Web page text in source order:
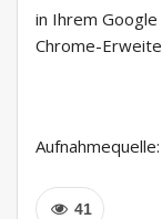
in Ihrem
Chrome-
Aufnahmequelle:
41